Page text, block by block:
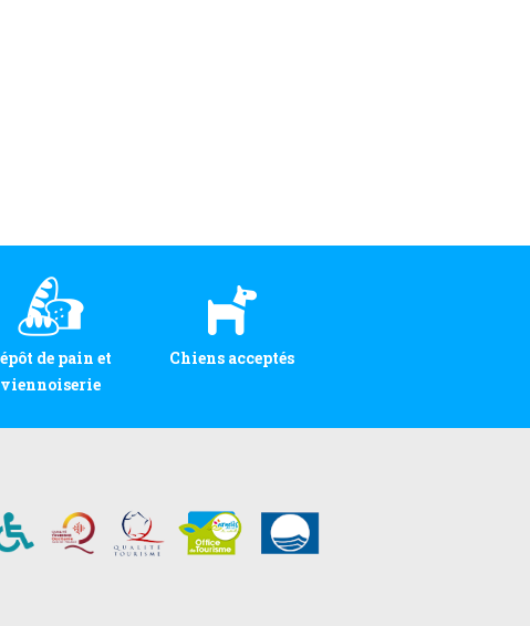
de pain et
viennoiserie
Chiens acceptés